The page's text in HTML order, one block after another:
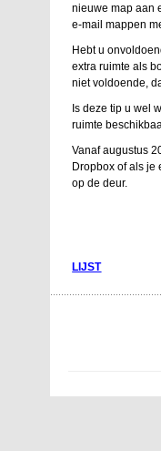
nieuwe map aan
e-mail mappen
Hebt u
extra ruimte als
niet voldoende,
Is deze tip u wel
ruimte
Vanaf augustus
Dropbox of als je
op de deur.
LIJST